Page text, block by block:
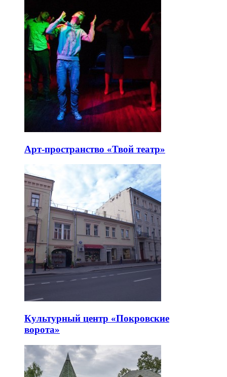
Арт-пространство «Твой театр»
Культурный центр «Покровские
ворота»